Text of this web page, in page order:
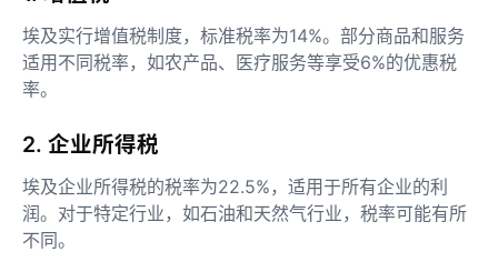
埃及实行增值税制度，标准税率为14%。部分商品和服务
适用不同税率，如农产品、医疗服务等享受6%的优惠税
率。
2. 企业所得税
埃及企业所得税的税率为22.5%，适用于所有企业的利
润。对于特定行业，如石油和天然气行业，税率可能有所
不同。